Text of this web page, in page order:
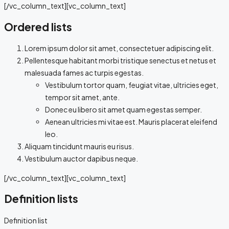
[/vc_column_text][vc_column_text]
Ordered lists
Lorem ipsum dolor sit amet, consectetuer adipiscing elit.
Pellentesque habitant morbi tristique senectus et netus et
malesuada fames ac turpis egestas.
Vestibulum tortor quam, feugiat vitae, ultricies eget,
tempor sit amet, ante.
Donec eu libero sit amet quam egestas semper.
Aenean ultricies mi vitae est. Mauris placerat eleifend
leo.
Aliquam tincidunt mauris eu risus.
Vestibulum auctor dapibus neque.
[/vc_column_text][vc_column_text]
Definition lists
Definition list